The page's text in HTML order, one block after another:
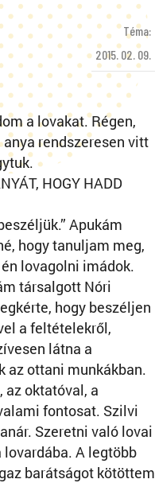
Téma:
2015. 02. 09.
a lovakat. Régen,
rendszeresen vitt
HOGY HADD
Apukám
hogy tanuljam meg,
lovagolni imádok.
társalgott Nóri
hogy beszéljen
a feltételekről,
látna a
az ottani munkákban.
oktatóval, a
fontosat. Szilvi
Szeretni való lovai
lovardába. A legtöbb
barátságot kötöttem